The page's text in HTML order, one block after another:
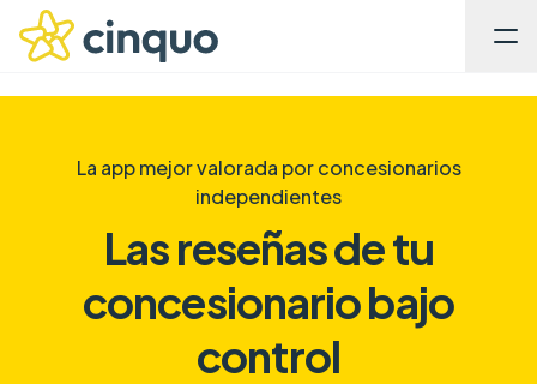
La app mejor valorada por concesionarios
independientes
Las reseñas de tu
concesionario bajo
control